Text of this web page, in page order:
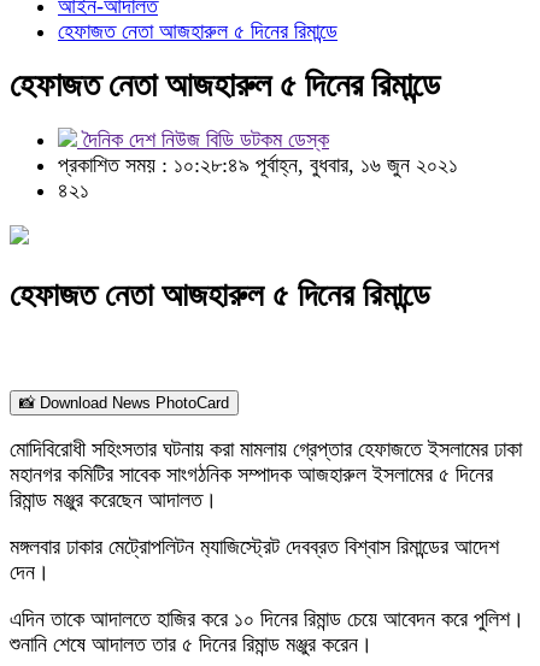
আইন-আদালত
হেফাজত নেতা আজহারুল ৫ দিনের রিমান্ডে
হেফাজত নেতা আজহারুল ৫ দিনের রিমান্ডে
দৈনিক দেশ নিউজ বিডি ডটকম ডেস্ক
প্রকাশিত সময় : ১০:২৮:৪৯ পূর্বাহ্ন, বুধবার, ১৬ জুন ২০২১
৪২১
হেফাজত নেতা আজহারুল ৫ দিনের রিমান্ডে
📸 Download News PhotoCard
মোদিবিরোধী সহিংসতার ঘটনায় করা মামলায় গ্রেপ্তার হেফাজতে ইসলামের ঢাকা
মহানগর কমিটির সাবেক সাংগঠনিক সম্পাদক আজহারুল ইসলামের ৫ দিনের
রিমান্ড মঞ্জুর করেছেন আদালত।
মঙ্গলবার ঢাকার মেট্রোপলিটন ম‌্যাজিস্ট্রেট দেবব্রত বিশ্বাস রিমান্ডের আদেশ
দেন।
এদিন তাকে আদালতে হাজির করে ১০ দিনের রিমান্ড চেয়ে আবেদন করে পুলিশ।
শুনানি শেষে আদালত তার ৫ দিনের রিমান্ড মঞ্জুর করেন।